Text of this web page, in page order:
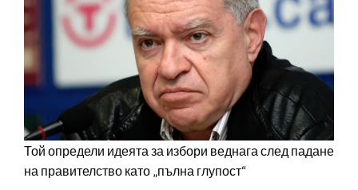
Той определи идеята за избори веднага след падане
на правителство като „пълна глупост“